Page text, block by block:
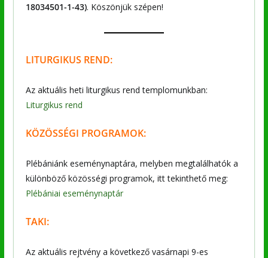
18034501-1-43). Köszönjük szépen!
LITURGIKUS REND:
Az aktuális heti liturgikus rend templomunkban:
Liturgikus rend
KÖZÖSSÉGI PROGRAMOK:
Plébániánk eseménynaptára, melyben megtalálhatók a
különböző közösségi programok, itt tekinthető meg:
Plébániai eseménynaptár
TAKI:
Az aktuális rejtvény a következő vasárnapi 9-es